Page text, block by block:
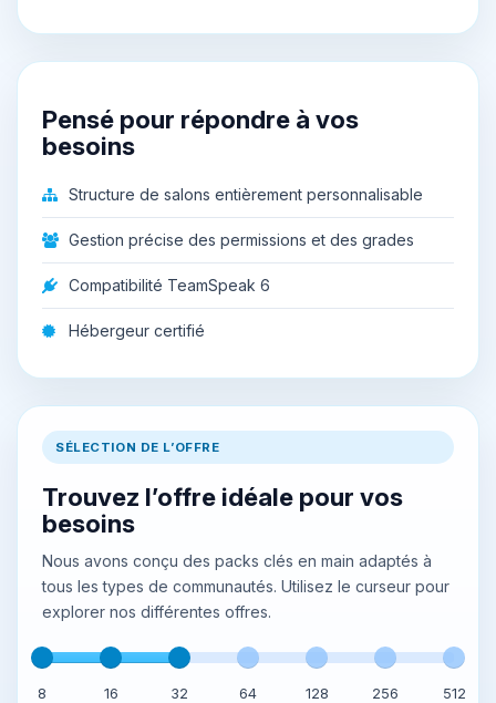
Pensé pour répondre à vos
besoins
Structure de salons entièrement personnalisable
Gestion précise des permissions et des grades
Compatibilité TeamSpeak 6
Hébergeur certifié
SÉLECTION DE L’OFFRE
Trouvez l’offre idéale pour vos
besoins
Nous avons conçu des packs clés en main adaptés à
tous les types de communautés. Utilisez le curseur pour
explorer nos différentes offres.
8 16 32 64 128 256 512